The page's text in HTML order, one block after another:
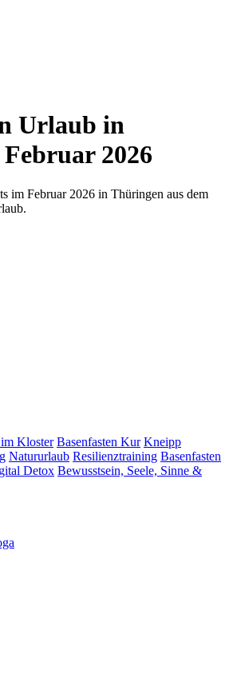
Urlaub in
2026
im Februar 2026 in Thüringen aus dem
Kloster Basenfasten Kur Kneipp
Natururlaub Resilienztraining Basenfasten
Detox Bewusstsein, Seele, Sinne &